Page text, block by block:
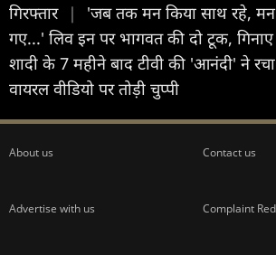
गिरफ्तार |
'जब तक मन किया साथ रहे,
गए...' लिव इन पर भागवत की दो टूक,
शादी के 7 महीने बाद टीवी की 'आनंदी' ने रचा
वायरल वीडियो पर तोड़ी चुप्पी
About us Contact us
Advertise with us Complaint